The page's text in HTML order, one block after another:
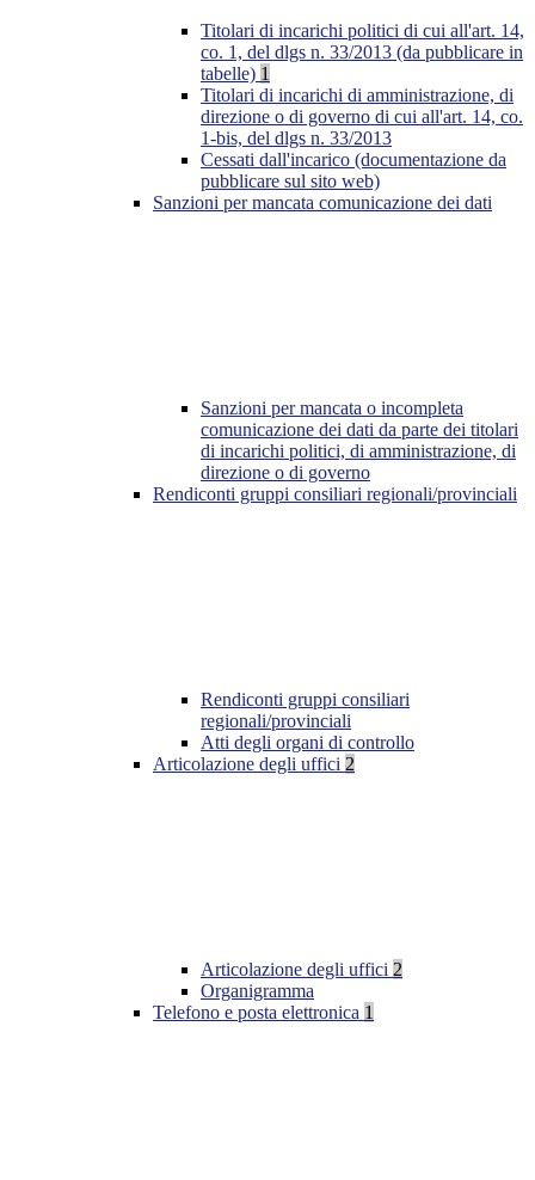
Titolari di incarichi politici di cui all'art. 14,
co. 1, del dlgs n. 33/2013 (da pubblicare in
tabelle) 1
Titolari di incarichi di amministrazione, di
direzione o di governo di cui all'art. 14, co.
1-bis, del dlgs n. 33/2013
Cessati dall'incarico (documentazione da
pubblicare sul sito web)
Sanzioni per mancata comunicazione dei dati
Sanzioni per mancata o incompleta
comunicazione dei dati da parte dei titolari
di incarichi politici, di amministrazione, di
direzione o di governo
Rendiconti gruppi consiliari regionali/provinciali
Rendiconti gruppi consiliari
regionali/provinciali
Atti degli organi di controllo
Articolazione degli uffici 2
Articolazione degli uffici 2
Organigramma
Telefono e posta elettronica 1